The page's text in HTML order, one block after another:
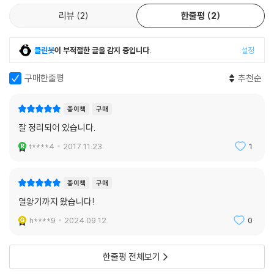
리뷰 2 한줄평 2
클린봇이 부적절한 글을 감지 중입니다. 설정
구매한줄평 추천순
종이책 구매
잘 정리되어 있습니다.
t****4 2017.11.23. 1
종이책 구매
열왕기까지 왔습니다!
h****9 2024.09.12. 0
한줄평 전체보기